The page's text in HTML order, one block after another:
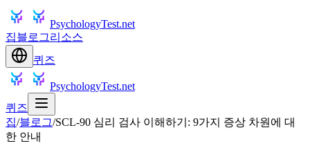
PsychologyTest.net
집블로그리소스
퀴즈
PsychologyTest.net
퀴즈
집/블로그/SCL-90 심리 검사 이해하기: 9가지 증상 차원에 대
한 안내